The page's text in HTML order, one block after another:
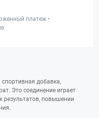
платеж •
спортивная добавка,
Это соединение играет
результатов, повышении